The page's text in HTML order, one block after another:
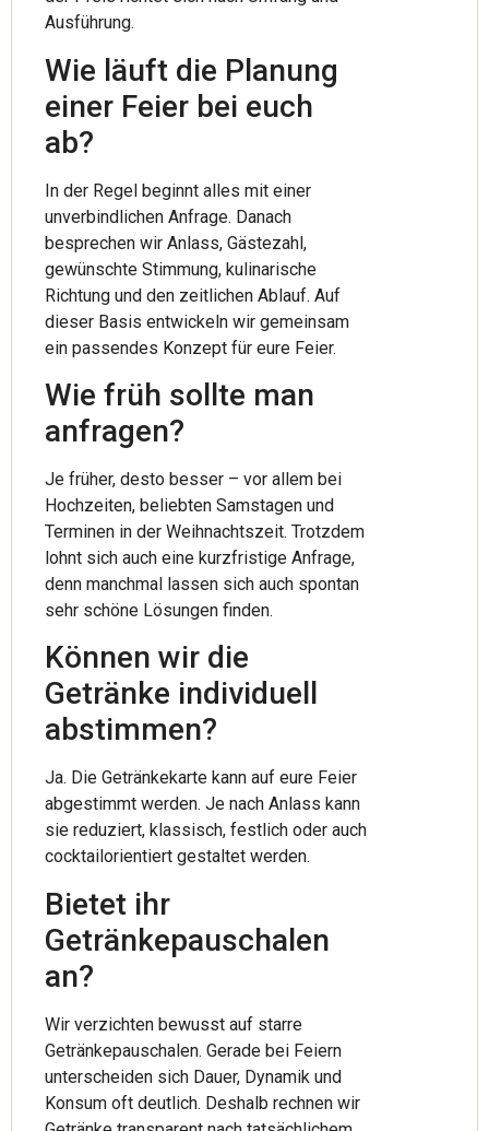
Ausführung.
Wie läuft die Planung
einer Feier bei euch
ab?
In der Regel beginnt alles mit einer
unverbindlichen Anfrage. Danach
besprechen wir Anlass, Gästezahl,
gewünschte Stimmung, kulinarische
Richtung und den zeitlichen Ablauf. Auf
dieser Basis entwickeln wir gemeinsam
ein passendes Konzept für eure Feier.
Wie früh sollte man
anfragen?
Je früher, desto besser – vor allem bei
Hochzeiten, beliebten Samstagen und
Terminen in der Weihnachtszeit. Trotzdem
lohnt sich auch eine kurzfristige Anfrage,
denn manchmal lassen sich auch spontan
sehr schöne Lösungen finden.
Können wir die
Getränke individuell
abstimmen?
Ja. Die Getränkekarte kann auf eure Feier
abgestimmt werden. Je nach Anlass kann
sie reduziert, klassisch, festlich oder auch
cocktailorientiert gestaltet werden.
Bietet ihr
Getränkepauschalen
an?
Wir verzichten bewusst auf starre
Getränkepauschalen. Gerade bei Feiern
unterscheiden sich Dauer, Dynamik und
Konsum oft deutlich. Deshalb rechnen wir